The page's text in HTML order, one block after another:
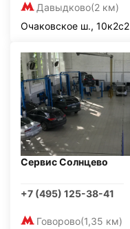
Давыдково(2 км)
Очаковское ш., 10к2с2
Сервис Солнцево
+7 (495) 125-38-41
Говорово(1,35 км)